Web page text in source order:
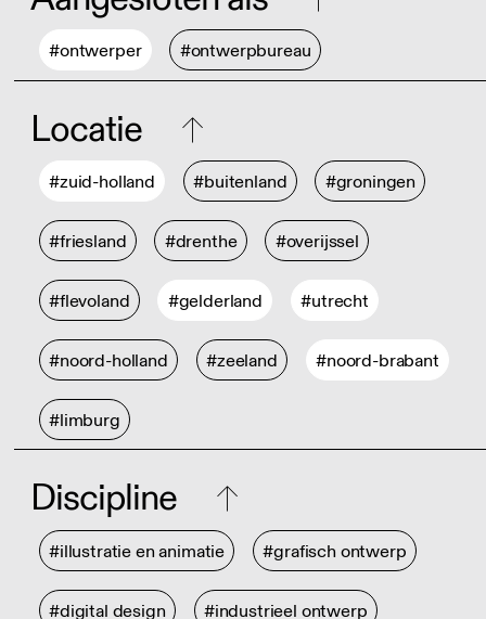
#ontwerper #ontwerpbureau
Locatie
#zuid-holland #buitenland #groningen
#friesland #drenthe #overijssel
#flevoland #gelderland #utrecht
#noord-holland #zeeland #noord-brabant
#limburg
Discipline
#illustratie en animatie #grafisch ontwerp
#digital design #industrieel ontwerp